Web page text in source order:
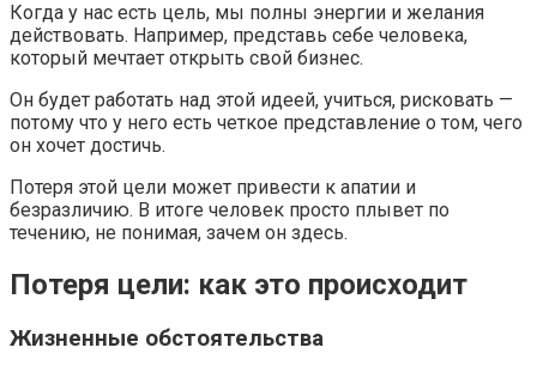
Когда у нас есть цель, мы полны энергии и желания
действовать. Например, представь себе человека,
который мечтает открыть свой бизнес.
Он будет работать над этой идеей, учиться, рисковать —
потому что у него есть четкое представление о том, чего
он хочет достичь.
Потеря этой цели может привести к апатии и
безразличию. В итоге человек просто плывет по
течению, не понимая, зачем он здесь.
Потеря цели: как это происходит
Жизненные обстоятельства